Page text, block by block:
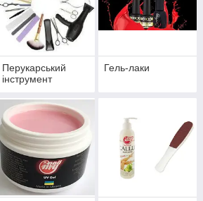
Перукарський
інструмент
Гель-лаки